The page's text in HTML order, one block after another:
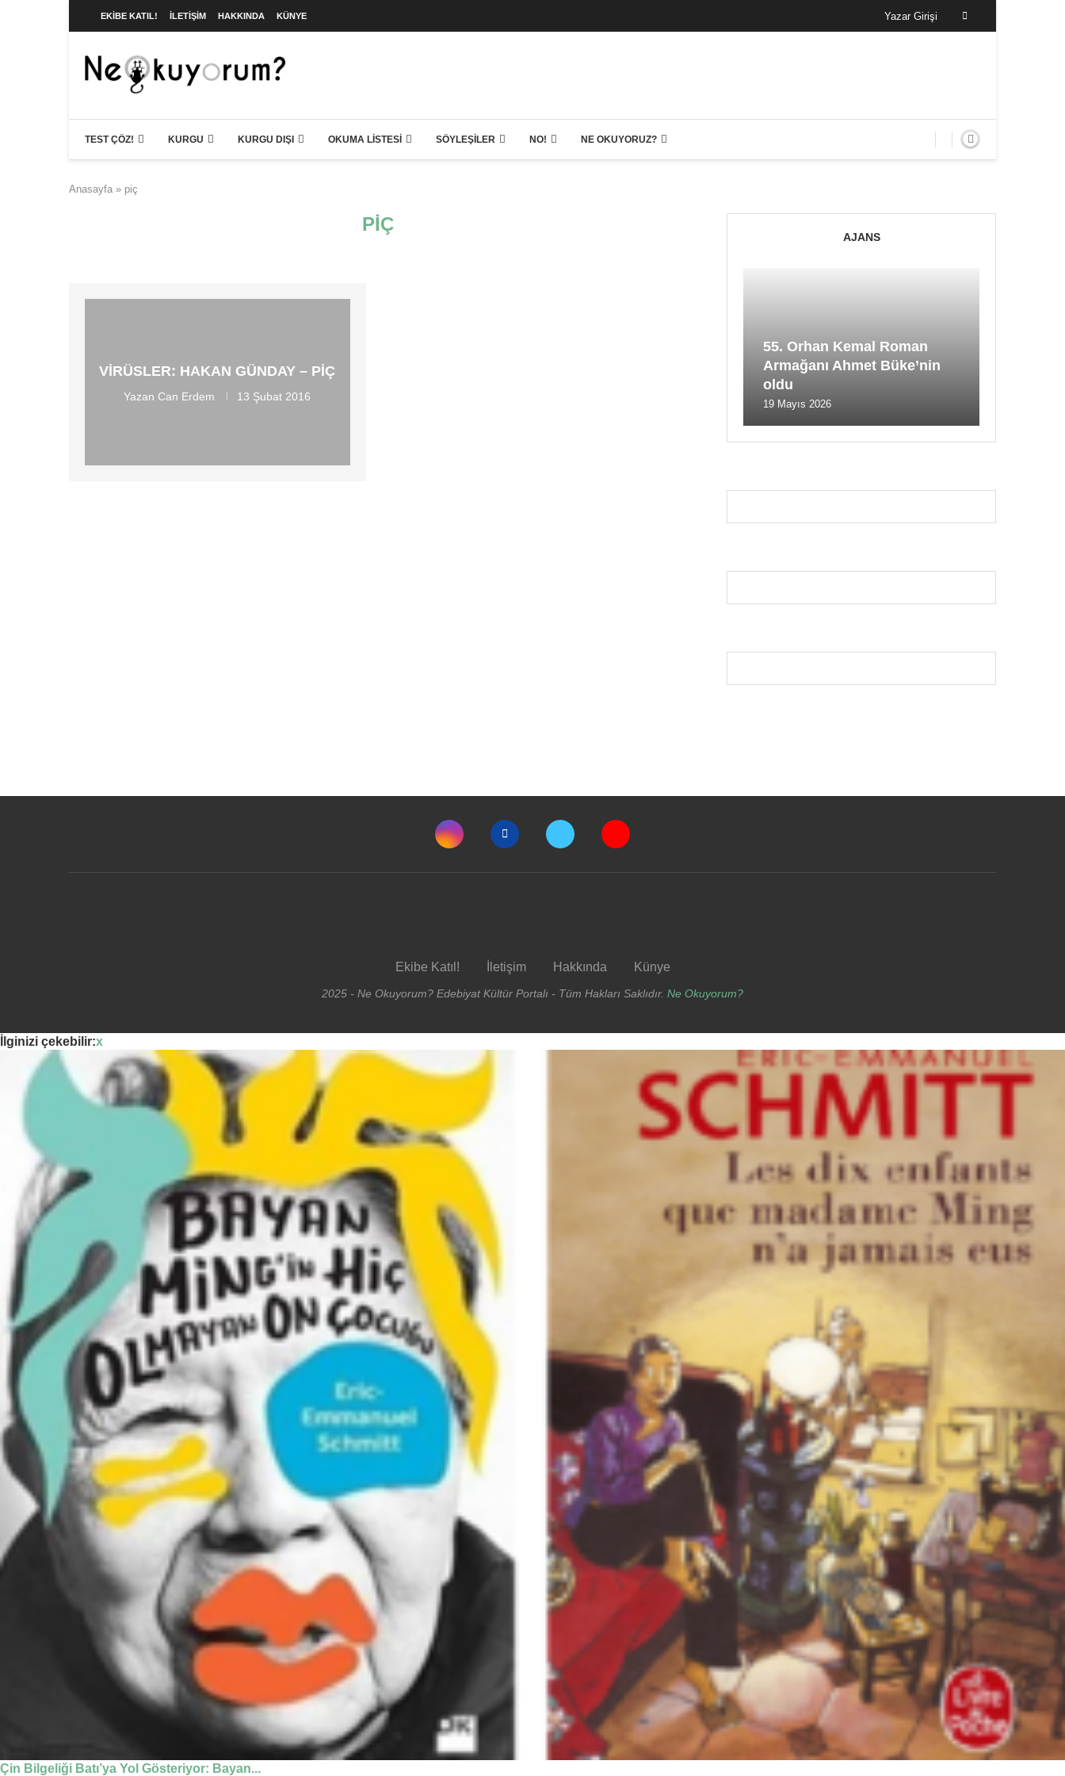
EKIBE KATIL! İLETIŞIM HAKKINDA KÜNYE Yazar Girişi
TEST ÇÖZ! KURGU KURGU DIŞI OKUMA LISTESI SÖYLEŞILER NO! NE OKUYORUZ?
Anasayfa » piç
PIÇ
VIRÜSLER: HAKAN GÜNDAY – PIÇ
Yazan Can Erdem 13 Şubat 2016
AJANS
55. Orhan Kemal Roman
Armağanı Ahmet Büke’nin
oldu
19 Mayıs 2026
Ekibe Katıl! İletişim Hakkında Künye
2025 - Ne Okuyorum? Edebiyat Kültür Portalı - Tüm Hakları Saklıdır. Ne Okuyorum?
İlginizi çekebilir:x
Çin Bilgeliği Batı’ya Yol Gösteriyor: Bayan...